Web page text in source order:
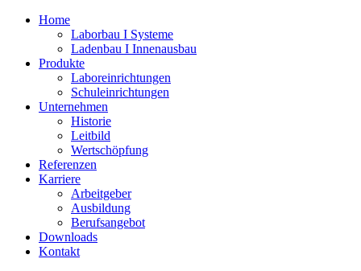
Zum
Home
Laborbau I Systeme
Ladenbau I Innenausbau
Produkte
Laboreinrichtungen
Schuleinrichtungen
Unternehmen
Historie
Leitbild
Wertschöpfung
Referenzen
Karriere
Arbeitgeber
Ausbildung
Berufsangebot
Downloads
Kontakt